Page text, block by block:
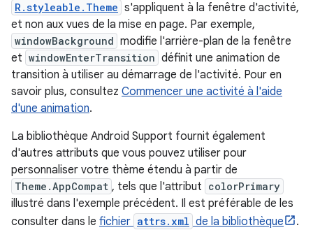
R.styleable.Theme s'appliquent à la fenêtre d'activité,
et non aux vues de la mise en page. Par exemple,
windowBackground modifie l'arrière-plan de la fenêtre
et windowEnterTransition définit une animation de
transition à utiliser au démarrage de l'activité. Pour en
savoir plus, consultez Commencer une activité à l'aide
d'une animation.
La bibliothèque Android Support fournit également
d'autres attributs que vous pouvez utiliser pour
personnaliser votre thème étendu à partir de
Theme.AppCompat , tels que l'attribut colorPrimary
illustré dans l'exemple précédent. Il est préférable de les
consulter dans le fichier attrs.xml de la bibliothèque .